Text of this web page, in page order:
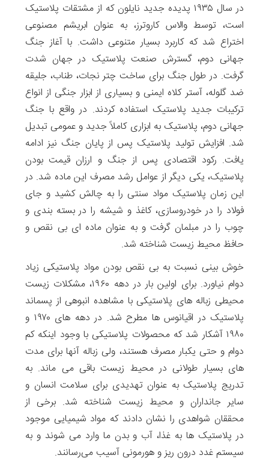
در سال ۱۹۳۵ پدیده جدید نایلون که از مشتقات پلاستیک
است، توسط والاس کاروترز، به عنوان ابریشم مصنوعی
اختراع شد که کاربرد بسیار متنوعی داشت. با آغاز جنگ
جهانی دوم، گسترش صنعت پلاستیک در جهان شدت
گرفت. در طول جنگ برای ساخت چتر نجات، طناب، جلیقه
ضد گلوله، آستر کلاه ایمنی و بسیاری از ابزار جنگی از انواع
ترکیبات جدید پلاستیک استفاده کردند. در واقع با جنگ
جهانی دوم، پلاستیک‌ به ابزاری کاملاً جدید و عمومی تبدیل
شد. افزایش تولید پلاستیک پس از پایان جنگ نیز ادامه
یافت. رکود اقتصادی پس از جنگ و ارزان قیمت بودن
پلاستیک، یکی دیگر از عوامل رشد مصرف این ماده شد. در
این زمان پلاستیک مواد سنتی را به چالش کشید و جای
فولاد را در خودروسازی، کاغذ و شیشه را در بسته بندی و
چوب را در مبلمان گرفت و به عنوان ماده ای بی نقص و
حافظ محیط زیست شناخته شد.
خوش بینی نسبت به بی نقص بودن مواد پلاستیکی زیاد
دوام نیاورد. برای اولین بار در دهه ۱۹۶۰، مشکلات زیست
محیطی زباله های پلاستیکی با مشاهده انبوهی از پسماند
پلاستیک در اقیانوس ها مطرح شد. در دهه های ۱۹۷۰ و
۱۹۸۰ آشکار شد که محصولات پلاستیکی با وجود اینکه کم
دوام و حتی یکبار مصرف هستند، ولی زباله آنها برای مدت
های بسیار طولانی در محیط زیست باقی می ماند. به
تدریج پلاستیک به عنوان تهدیدی برای سلامت انسان و
سایر جانداران و محیط زیست شناخته شد. برخی از
محققان شواهدی را نشان دادند که مواد شیمیایی موجود
در پلاستیک ها به غذا، آب و بدن ما وارد می شوند و به
سیستم غدد درون ریز و هورمونی آسیب می‌رسانند.